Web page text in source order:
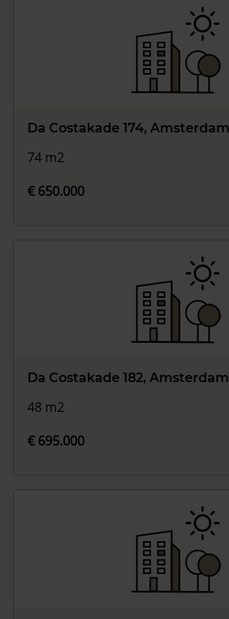
Da Costakade 174, Amsterdam
74 m2
€ 650.000
Da Costakade 182, Amsterdam
48 m2
€ 695.000